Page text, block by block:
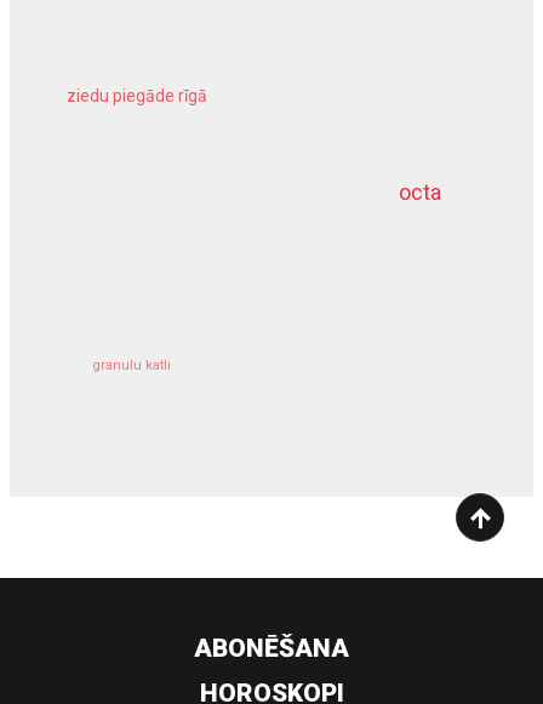
octa
ziedu piegāde rīgā
granulu katli
dziļurbums
ABONĒŠANA
HOROSKOPI